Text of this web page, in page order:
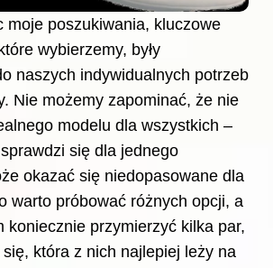
moje poszukiwania, kluczowe
wybierzemy, były
naszych indywidualnych potrzeb
Nie możemy zapominać, że nie
modelu dla wszystkich –
się dla jednego
okazać się niedopasowane dla
warto próbować różnych opcji, a
koniecznie przymierzyć kilka par,
która z nich najlepiej leży na